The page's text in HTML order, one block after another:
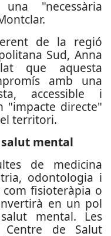
"necessària
de la regió
Sud, Anna
que aquesta
amb una
accessible i
"impacte directe"
territori.
mental
de medicina
odontologia i
fisioteràpia o
en un pol
mental. Les
Centre de Salut